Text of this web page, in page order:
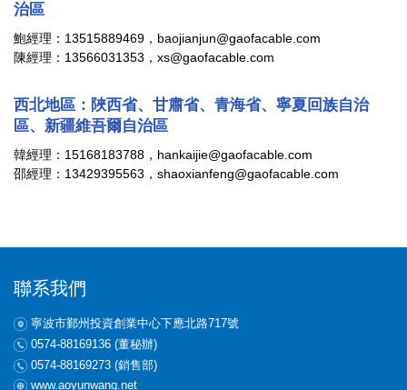
治區
鮑經理：13515889469，baojianjun@gaofacable.com
陳經理：13566031353，xs@gaofacable.com
西北地區 ：陜西省、甘肅省、青海省、寧夏回族自治
區、新疆維吾爾自治區
韓經理：15168183788，hankaijie@gaofacable.com
邵經理：13429395563，shaoxianfeng@gaofacable.com
聯系我們
寧波市鄞州投資創業中心下應北路717號
0574-88169136 (董秘辦)
0574-88169273 (銷售部)
www.aoyunwang.net